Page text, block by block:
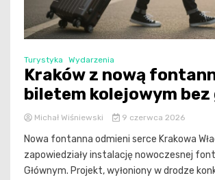
Turystyka Wydarzenia
Kraków z nową
biletem kolejowym
Michał Wiśniewski 9 czerwca 2026
Nowa fontanna odmieni serce Krakowa
zapowiedziały instalację nowoczesnej
Głównym. Projekt, wyłoniony w drodze